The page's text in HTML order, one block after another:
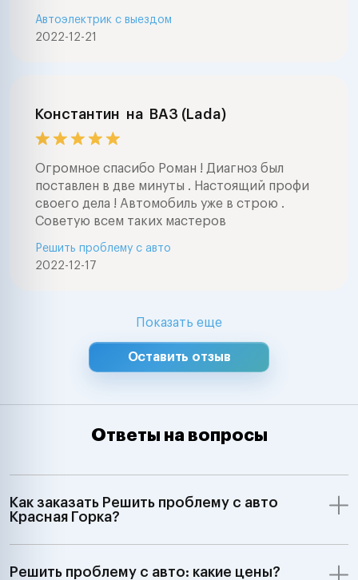
2022-12-21
Автоэлектрик с выездом
Константин на ВАЗ (Lada)
Огромное спасибо Роман ! Диагноз был
поставлен в две минуты . Настоящий профи
своего дела ! Автомобиль уже в строю .
Советую всем таких мастеров
2022-12-17
Решить проблему с авто
Показать еще
Оставить отзыв
Ответы на вопросы
Как заказать Решить проблему с авто
Красная Горка?
Решить проблему с авто: какие цены?